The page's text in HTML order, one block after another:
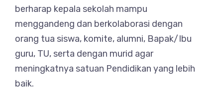
berharap kepala sekolah mampu
menggandeng dan berkolaborasi dengan
orang tua siswa, komite, alumni, Bapak/Ibu
guru, TU, serta dengan murid agar
meningkatnya satuan Pendidikan yang lebih
baik.